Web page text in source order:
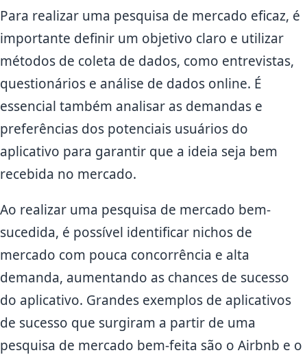
Para realizar uma pesquisa de mercado eficaz, é
importante definir um objetivo claro e utilizar
métodos de coleta de dados, como entrevistas,
questionários e análise de dados online. É
essencial também analisar as demandas e
preferências dos potenciais usuários do
aplicativo para garantir que a ideia seja bem
recebida no mercado.
Ao realizar uma pesquisa de mercado bem-
sucedida, é possível identificar nichos de
mercado com pouca concorrência e alta
demanda, aumentando as chances de sucesso
do aplicativo. Grandes exemplos de aplicativos
de sucesso que surgiram a partir de uma
pesquisa de mercado bem-feita são o Airbnb e o